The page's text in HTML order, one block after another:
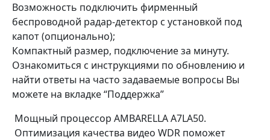
Возможность подключить фирменный
беспроводной радар-детектор с установкой под
капот (опционально);
Компактный размер, подключение за минуту.
Ознакомиться с инструкциями по обновлению и
найти ответы на часто задаваемые вопросы Вы
можете на вкладке “Поддержка”
Мощный процессор AMBARELLA A7LA50.
Оптимизация качества видео WDR поможет